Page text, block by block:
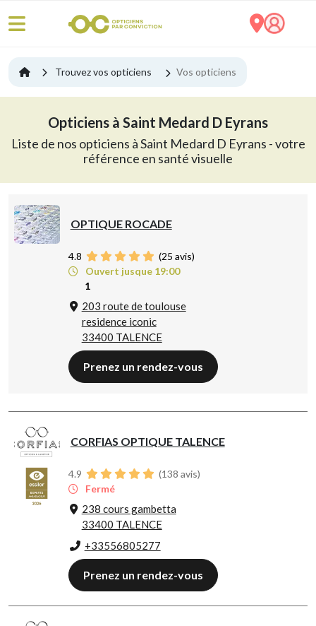
Trouvez vos opticiens Vos opticiens
Opticiens à Saint Medard D Eyrans
Liste de nos opticiens à Saint Medard D Eyrans - votre
référence en santé visuelle
OPTIQUE ROCADE
4.8 (25 avis)
Ouvert jusque 19:00
1
203 route de toulouse
residence iconic
33400 TALENCE
Prenez un rendez-vous
CORFIAS OPTIQUE TALENCE
4.9 (138 avis)
Fermé
238 cours gambetta
33400 TALENCE
+33556805277
Prenez un rendez-vous